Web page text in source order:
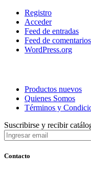
Registro
Acceder
Feed de entradas
Feed de comentarios
WordPress.org
Productos nuevos
Quienes Somos
Términos y
Suscribirse y recibir
Contacto